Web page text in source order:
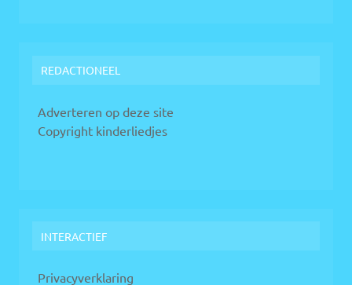
REDACTIONEEL
Adverteren op deze site
Copyright kinderliedjes
INTERACTIEF
Privacyverklaring